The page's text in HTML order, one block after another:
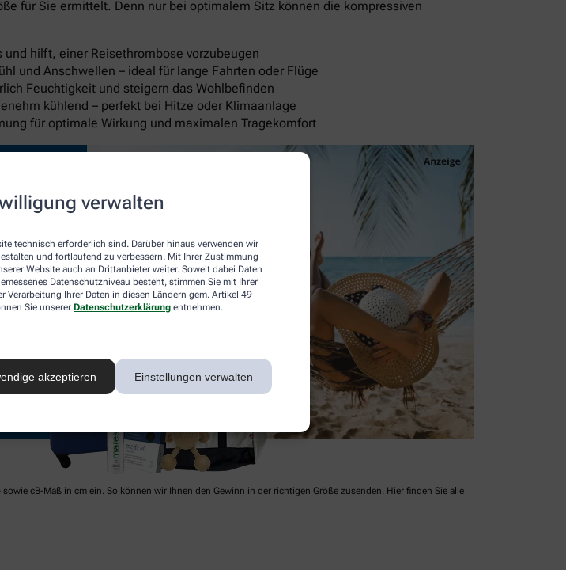
verwalten
technisch erforderlich sind. Darüber hinaus verwenden wir
und fortlaufend zu verbessern. Mit Ihrer Zustimmung
Website auch an Drittanbieter weiter. Soweit dabei Daten
Datenschutzniveau besteht, stimmen Sie mit Ihrer
Ihrer Daten in diesen Ländern gem. Artikel 49
Sie unserer Datenschutzerklärung entnehmen.
akzeptieren Einstellungen verwalten
für Sie ermittelt. Denn nur bei optimalem Sitz können die kompressiven
hilft, einer Reisethrombose vorzubeugen
und Anschwellen – ideal für lange Fahrten oder Flüge
Feuchtigkeit und steigern das Wohlbefinden
kühlend – perfekt bei Hitze oder Klimaanlage
für optimale Wirkung und maximalen Tragekomfort
cB-Maß in cm ein. So können wir Ihnen den Gewinn in der richtigen Größe zusenden. Hier finden Sie alle